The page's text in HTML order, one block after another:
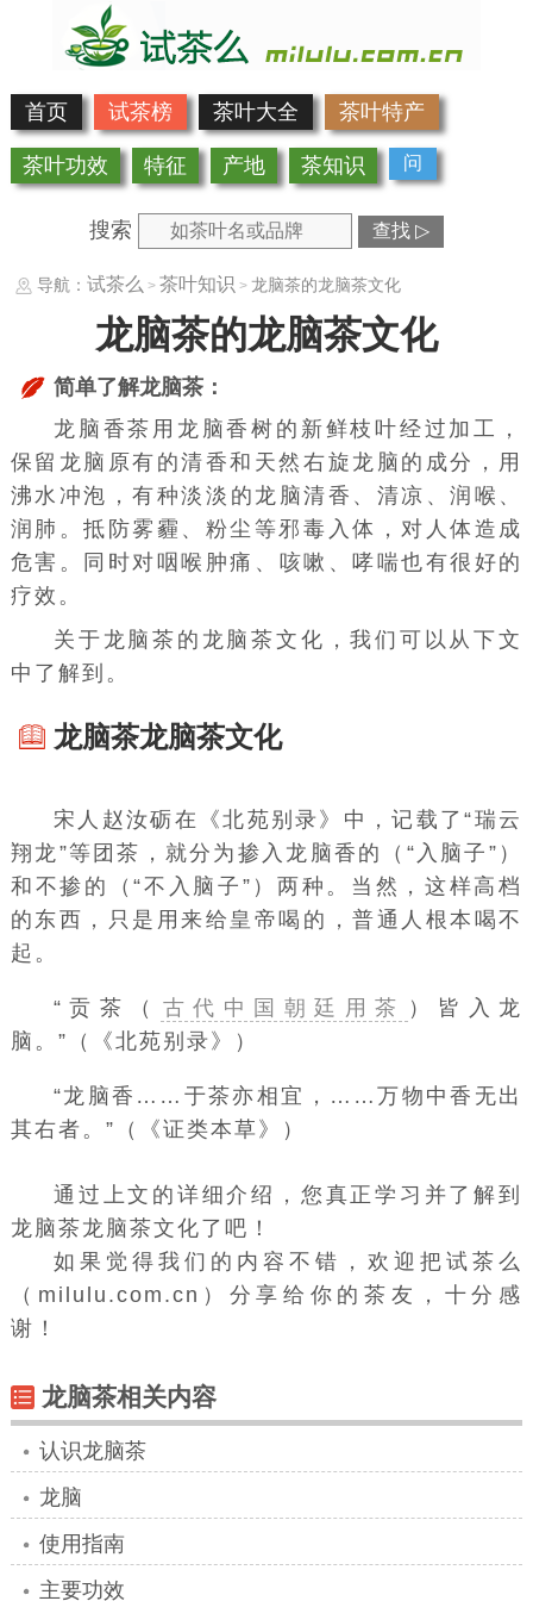
首页 试茶榜 茶叶大全 茶叶特产
茶叶功效 特征 产地 茶知识 问
搜索 查找 ▷
导航： 试茶么 > 茶叶知识 > 龙脑茶的龙脑茶文化
龙脑茶的龙脑茶文化
简单了解龙脑茶：
龙脑香茶用龙脑香树的新鲜枝叶经过加工，
保留龙脑原有的清香和天然右旋龙脑的成分，用
沸水冲泡，有种淡淡 的龙脑清香、清凉、润喉、
润肺。抵防雾霾、粉尘等邪毒入体，对人体造成
危害。同时对咽喉肿痛 、咳嗽、哮喘也有很好的
疗效。
关于龙脑茶的龙脑茶文化，我们可以从下文
中了解到。
龙脑茶龙脑茶文化
宋人赵汝砺在《北苑别录》中，记载了“瑞云
翔龙”等团茶，就分为掺入龙脑香的（“入脑子”）
和不掺的（“不入脑子”）两种。当然，这样高档
的东西，只是用来给皇帝喝的，普通人根本喝不
起。
“贡茶（ 古代中国朝廷用茶
）皆入龙
脑。”（《北苑别录》）
“龙脑香……于茶亦相宜，……万物中香无出
其右者。”（《证类本草》）
通过上文的详细介绍，您真正学习并了解到
龙脑茶龙脑茶文化了吧！
如果觉得我们的内容不错，欢迎把试茶么
（milulu.com.cn）分享给你的茶友，十分感
谢！
龙脑茶相关内容
认识龙脑茶
龙脑
使用指南
主要功效